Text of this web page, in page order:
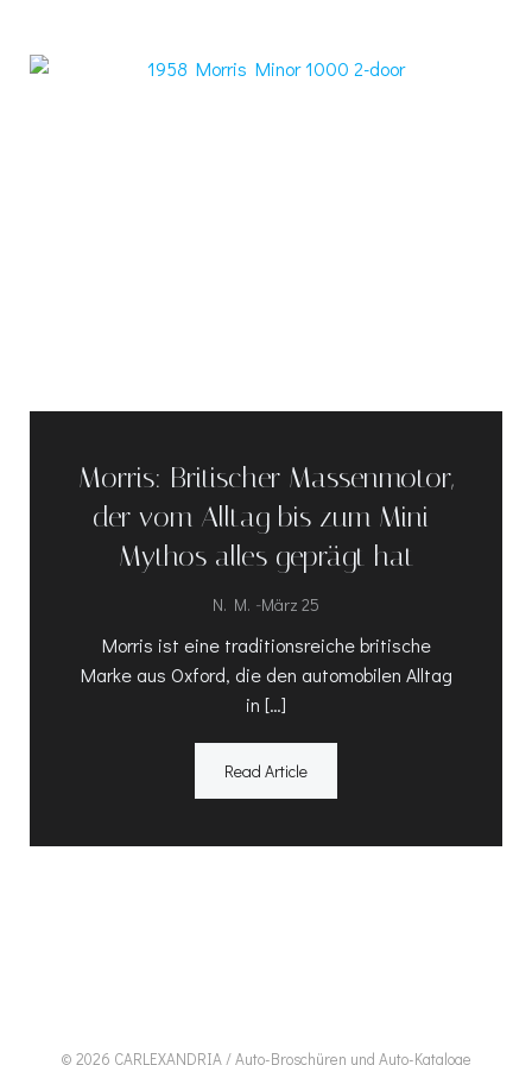
Morris: Britischer Massenmotor,
der vom Alltag bis zum Mini-
Mythos alles geprägt hat
N. M. -März 25
Morris ist eine traditionsreiche britische
Marke aus Oxford, die den automobilen Alltag
in […]
Read Article
© 2026 CARLEXANDRIA / Auto-Broschüren und Auto-Kataloge